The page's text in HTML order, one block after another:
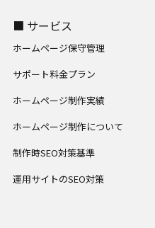
■ サービス
ホームページ保守管理
サポート料金プラン
ホームページ制作実績
ホームページ制作について
制作時SEO対策基準
運用サイトのSEO対策